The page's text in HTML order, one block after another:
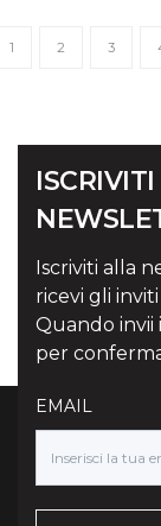
1 2 3
Iscriviti alla
ricevi gli
Quando
per
EMAIL